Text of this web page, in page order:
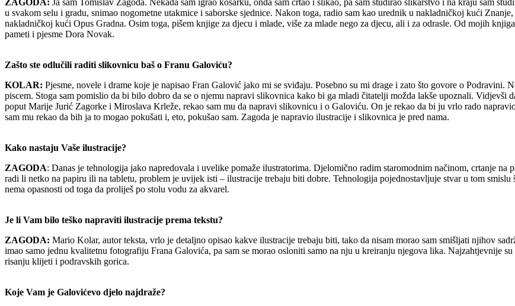
u svakom selu i gradu, snimao nogometne utakmice i saborske sjednice. Nakon toga, radio sam kao urednik u nakladničkoj kući
nakladničkoj kući Opus Gradna. Osim toga, pišem knjige za djecu i mlade, više za mlade nego za djecu, ali i za odrasle. Od mojih
pameti i pjesme Dora Novak.
Zašto ste odlučili raditi slikovnicu baš o Franu Galoviću?
KOLAR: Pjesme, novele i drame koje je napisao Fran Galović jako mi se sviđaju. Posebno su mi drage i zato što govore o
piscem. Stoga sam pomislio da bi bilo dobro da se o njemu napravi slikovnica kako bi ga mladi čitatelji možda lakše upoznali. Vidjevši
poput Marije Jurić Zagorke i Miroslava Krleže, rekao sam mu da napravi slikovnicu i o Galoviću. On je rekao da bi ju vrlo rado
sam mu rekao da bih ja to mogao pokušati i, eto, pokušao sam. Zagoda je napravio ilustracije i slikovnica je pred nama.
Kako nastaju Vaše ilustracije?
ZAGODA: Danas je tehnologija jako napredovala i uvelike pomaže ilustratorima. Djelomično radim staromodnim načinom, crtanje
radi li netko na papiru ili na tabletu, problem je uvijek isti – ilustracije trebaju biti dobre. Tehnologija pojednostavljuje stvar u tom
nema opasnosti od toga da proliješ po stolu vodu za akvarel.
Je li Vam bilo teško napraviti ilustracije prema tekstu?
ZAGODA: Mario Kolar, autor teksta, vrlo je detaljno opisao kakve ilustracije trebaju biti, tako da nisam morao sam smišljati njihov
imao samo jednu kvalitetnu fotografiju Frana Galovića, pa sam se morao osloniti samo na nju u kreiranju njegova lika. Najzahtjevnije
risanju klijeti i podravskih gorica.
Koje Vam je Galovićevo djelo najdraže?